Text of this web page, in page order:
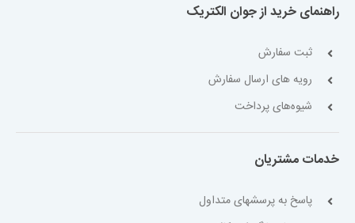
راهنمای خرید از جوان الکتریک
ثبت سفارش
رویه های ارسال سفارش
شیوه‌های پرداخت
خدمات مشتریان
پاسخ به پرسشهای متداول